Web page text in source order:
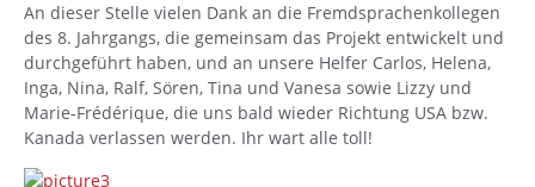
An dieser Stelle vielen Dank an die Fremdsprachenkollegen
des 8. Jahrgangs, die gemeinsam das Projekt entwickelt und
durchgeführt haben, und an unsere Helfer Carlos, Helena,
Inga, Nina, Ralf, Sören, Tina und Vanesa sowie Lizzy und
Marie-Frédérique, die uns bald wieder Richtung USA bzw.
Kanada verlassen werden. Ihr wart alle toll!